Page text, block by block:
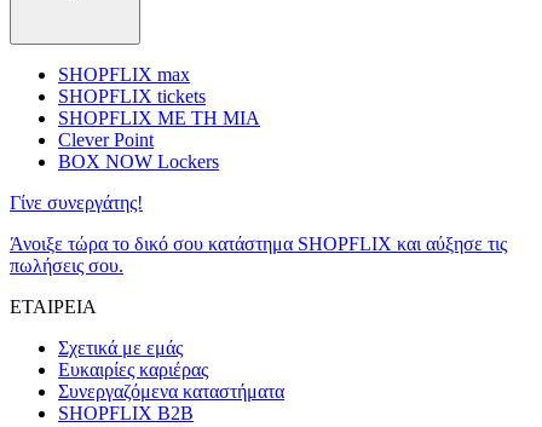
SHOPFLIX max
SHOPFLIX tickets
SHOPFLIX ΜΕ ΤΗ ΜΙΑ
Clever Point
BOX NOW Lockers
Γίνε συνεργάτης!
Άνοιξε τώρα το δικό σου κατάστημα SHOPFLIX και αύξησε τις
πωλήσεις σου.
ΕΤΑΙΡΕΙΑ
Σχετικά με εμάς
Ευκαιρίες καριέρας
Συνεργαζόμενα καταστήματα
SHOPFLIX B2B